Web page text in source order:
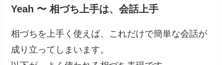
Yeah 〜 相づち上手は、会話上手
相づちを上手く使えば、これだけで簡単な会話が
成り立ってしまいます。